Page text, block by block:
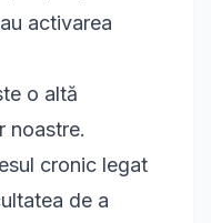
activarea
o altă
noastre.
cronic legat
de a